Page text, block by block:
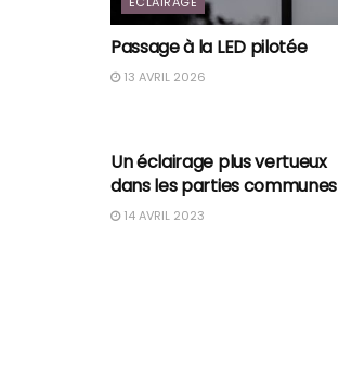
Passage à la LED pilotée
13 AVRIL 2026
Un éclairage plus vertueux
dans les parties communes
14 AVRIL 2023